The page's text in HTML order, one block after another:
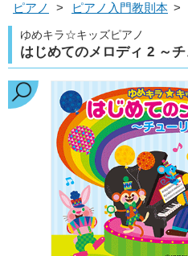
ピアノ > ピアノ入門教則本 >
ゆめキラ☆キッズピアノ
はじめてのメロディ 2 ～